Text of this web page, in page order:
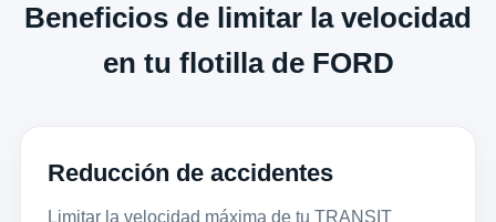
Beneficios de limitar la velocidad
en tu flotilla de FORD
Reducción de accidentes
Limitar la velocidad máxima de tu TRANSIT